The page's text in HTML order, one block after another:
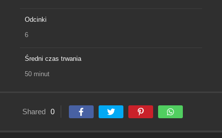
Odcinki
6
Średni czas trwania
50 minut
Shared 0